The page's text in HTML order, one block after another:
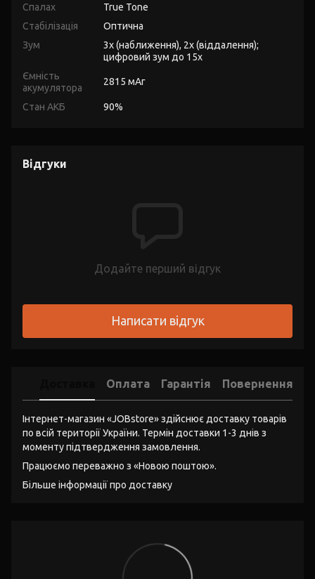
Спалах
True Tone
Стабілізація
Оптична
Зум
3x (наближення), 2x (віддалення);
цифровий зум до 15x
Ємність
акумулятора
2815 мАг
Стан АКБ 90%
Відгуки
Додайте перший відгук
Написати відгук
Оплата Гарантія Повернення
Інтернет-магазин «JOBstore» здійснює доставку товарів
по всій території України. Термін доставки 1-3 днів з
моменту підтвердження замовлення.
Працюємо переважно з «Новою поштою».
Більше інформації про доставку